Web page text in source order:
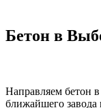
Бетон в
Направляем бетон
ближайшего